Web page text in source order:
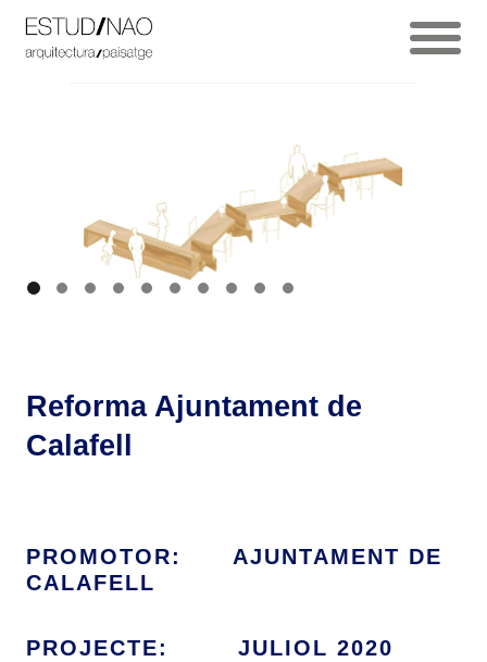
Reforma Ajuntament de
Calafell
PROMOTOR: AJUNTAMENT DE
CALAFELL
PROJECTE: JULIOL 2020